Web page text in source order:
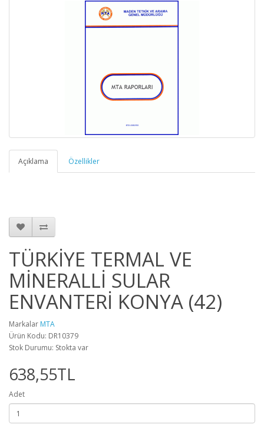
Açıklama Özellikler
TÜRKİYE TERMAL VE
MİNERALLİ SULAR
ENVANTERİ KONYA (42)
Markalar MTA
Ürün Kodu: DR10379
Stok Durumu: Stokta var
638,55TL
Adet